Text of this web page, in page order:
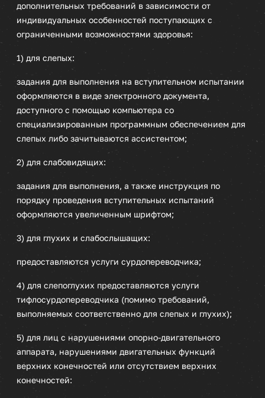
дополнительных требований в зависимости от
индивидуальных особенностей поступающих с
ограниченными возможностями здоровья:
1) для слепых:
задания для выполнения на вступительном испытании
оформляются в виде электронного документа,
доступного с помощью компьютера со
специализированным программным обеспечением для
слепых либо зачитываются ассистентом;
2) для слабовидящих:
задания для выполнения, а также инструкция по
порядку проведения вступительных испытаний
оформляются увеличенным шрифтом;
3) для глухих и слабослышащих:
предоставляются услуги сурдопереводчика;
4) для слепоглухих предоставляются услуги
тифлосурдопереводчика (помимо требований,
выполняемых соответственно для слепых и глухих);
5) для лиц с нарушениями опорно-двигательного
аппарата, нарушениями двигательных функций
верхних конечностей или отсутствием верхних
конечностей: